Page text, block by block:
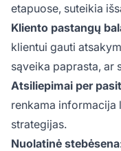
etapuose, suteikia
Kliento pastangų
klientui gauti
sąveika paprasta, ar
Atsiliepimai per
renkama
strategijas.
Nuolatinė stebėsena